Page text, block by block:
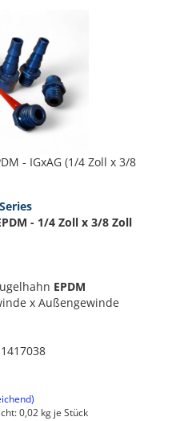
- IGxAG (1/4 Zoll x 3/8
- 1/4 Zoll x 3/8 Zoll
EPDM
x Außengewinde
0,02 kg je Stück